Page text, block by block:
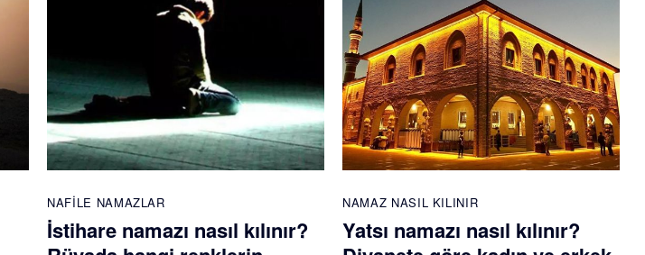
NAFILE NAMAZLAR
İstihare namazı nasıl kılınır?
NAMAZ NASIL KILINIR
Yatsı namazı nasıl kılınır?